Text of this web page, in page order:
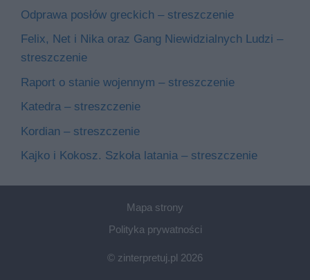
Odprawa posłów greckich – streszczenie
Felix, Net i Nika oraz Gang Niewidzialnych Ludzi –
streszczenie
Raport o stanie wojennym – streszczenie
Katedra – streszczenie
Kordian – streszczenie
Kajko i Kokosz. Szkoła latania – streszczenie
Mapa strony
Polityka prywatności
© zinterpretuj.pl 2026